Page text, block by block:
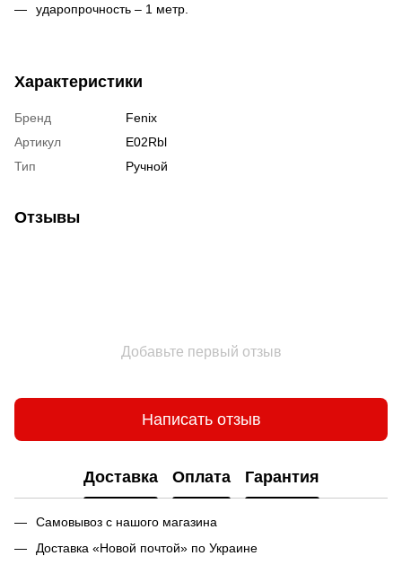
ударопрочность – 1 метр.
Характеристики
Бренд
Fenix
Артикул
E02Rbl
Тип
Ручной
Отзывы
Добавьте первый отзыв
Написать отзыв
Доставка Оплата Гарантия
Самовывоз с нашого магазина
Доставка «Новой почтой» по Украине